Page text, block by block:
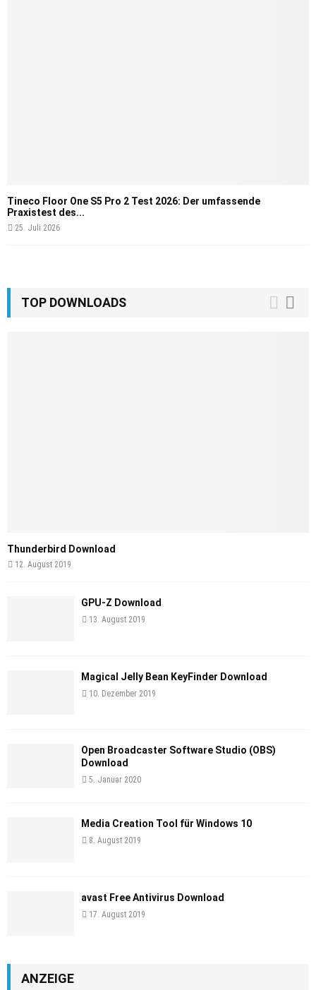
Tineco Floor One S5 Pro 2 Test 2026: Der umfassende
Praxistest des...
25. Juli 2026
TOP DOWNLOADS
Thunderbird Download
12. August 2019
GPU-Z Download
13. August 2019
Magical Jelly Bean KeyFinder Download
10. Dezember 2019
Open Broadcaster Software Studio (OBS)
Download
5. Januar 2020
Media Creation Tool für Windows 10
8. August 2019
avast Free Antivirus Download
17. August 2019
ANZEIGE